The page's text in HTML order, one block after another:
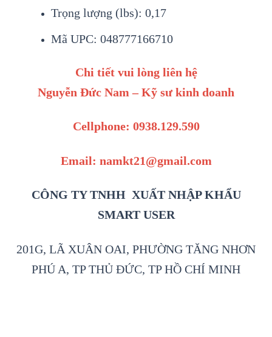
Trọng lượng (lbs): 0,17
Mã UPC: 048777166710
Chi tiết vui lòng liên hệ
Nguyễn Đức Nam – Kỹ sư kinh doanh
Cellphone: 0938.129.590
Email: namkt21@gmail.com
CÔNG TY TNHH XUẤT NHẬP KHẨU
SMART USER
201G, LÃ XUÂN OAI, PHƯỜNG TĂNG NHƠN
PHÚ A, TP THỦ ĐỨC, TP HỒ CHÍ MINH